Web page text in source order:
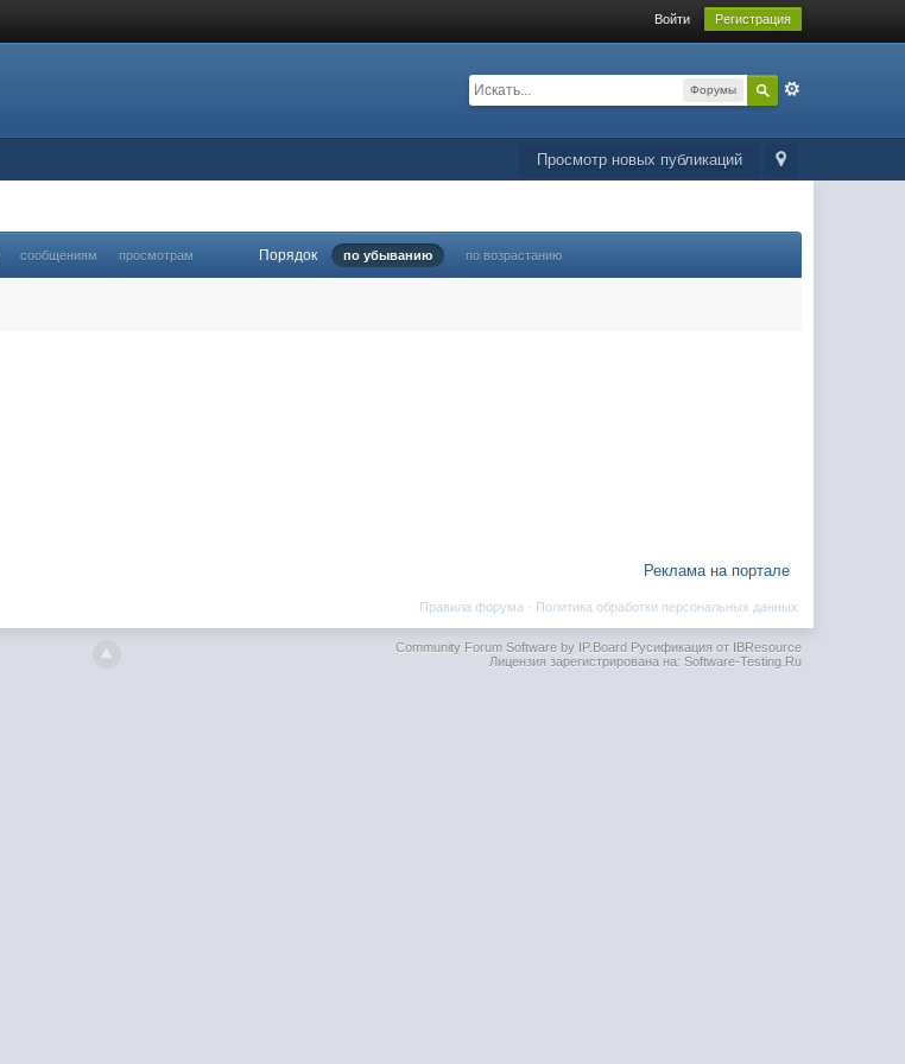
Войти Регистрация
Форумы
Просмотр новых публикаций
сообщениям просмотрам Порядок по убыванию по возрастанию
Реклама на портале
Политика обработки персональных данных
Правила форума ·
Community Forum Software by IP.BoardРусификация от IBResource
Лицензия зарегистрирована на: Software-Testing.Ru